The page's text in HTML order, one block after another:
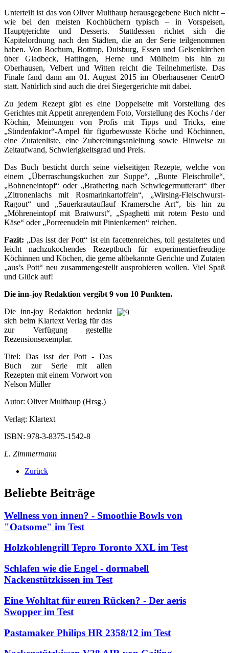
Unterteilt ist das von Oliver Multhaup herausgegebene Buch nicht –
wie bei den meisten Kochbüchern typisch – in Vorspeisen,
Hauptgerichte und Desserts. Stattdessen richtet sich die
Kapitelordnung nach den Städten, die an der Serie teilgenommen
haben. Von Bochum, Bottrop, Duisburg, Essen und Gelsenkirchen
über Gladbeck, Hattingen, Herne und Mülheim bis hin zu
Oberhausen, Velbert und Witten reicht die Teilnehmerliste. Das
Finale fand dann am 01. August 2015 im Oberhausener CentrO
statt. Natürlich sind auch die drei Siegergerichte mit dabei.
Zu jedem Rezept gibt es eine Doppelseite mit Vorstellung des
Gerichtes mit Appetit anregendem Foto, Vorstellung des Kochs / der
Köchin, Meinungen von Profis mit Tipps und Tricks, eine
„Sündenfaktor“-Ampel für figurbewusste Köche und Köchinnen,
eine Zutatenliste, eine Zubereitungsanleitung sowie Hinweise zu
Zeitaufwand, Schwierigkeitsgrad und Preis.
Das Buch besticht durch seine vielseitigen Rezepte, welche von
einem „Überraschungskuchen zur Suppe“, „Bunte Fleischrolle“,
„Bohneneintopf“ oder „Brathering nach Schwiegermutterart“ über
„Zitronenlachs mit Rosmarinkartoffeln“, „Wirsing-Fleischwurst-
Ragout“ und „Sauerkrautauflauf Kramersche Art“, bis hin zu
„Möhreneintopf mit Bratwurst“, „Spaghetti mit rotem Pesto und
Käse“ oder „Porreenudeln mit Pinienkernen“ reichen.
Fazit: „Das isst der Pott“ ist ein facettenreiches, toll gestaltetes und
leicht nachzukochendes Rezeptbuch für experimentierfreudige
Köchinnen und Köchen, die gerne altbekannte Gerichte und Zutaten
„aus’s Pott“ neu zusammengestellt ausprobieren wollen. Viel Spaß
und Glück auf!
Die inn-joy Redaktion vergibt 9 von 10 Punkten.
Die inn-joy Redaktion bedankt
sich beim Klartext Verlag für das
zur Verfügung gestellte
Rezensionsexemplar.
Titel: Das isst der Pott - Das
Buch zur Serie mit allen
Rezepten mit einem Vorwort von
Nelson Müller
Autor: Oliver Multhaup (Hrsg.)
Verlag: Klartext
ISBN: 978-3-8375-1542-8
L. Zimmermann
Zurück
Beliebte Beiträge
Wellness von innen? - Smoothie Bowls von
"Oatsome" im Test
Holzkohlengrill Tepro Toronto XXL im Test
Schlafen wie die Engel - dormabell
Nackenstützkissen im Test
Eine Wohltat für euren Rücken? - Der aeris
Swopper im Test
Pastamaker Philips HR 2358/12 im Test